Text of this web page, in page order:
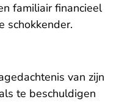
familiair financieel
schokkender.
van zijn
te beschuldigen